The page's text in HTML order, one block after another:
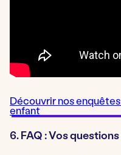
Découvrir nos
enfant
6. FAQ : Vos